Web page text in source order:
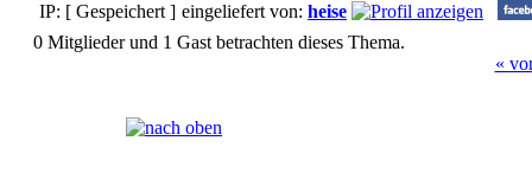
IP: [ Gespeichert ] eingeliefert von: heise
0 Mitglieder und 1 Gast betrachten dieses Thema.
«